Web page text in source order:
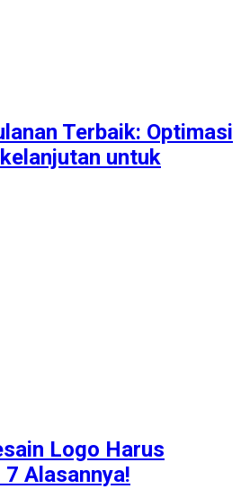
Terbaik: Optimasi
untuk
Logo Harus
Alasannya!